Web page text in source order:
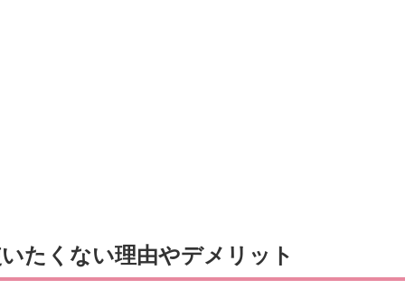
たくない理由やデメリット